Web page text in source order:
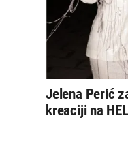
Jelena Perić
kreaciji na